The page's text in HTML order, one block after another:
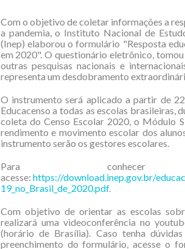
Com o objetivo de coletar informações a
a pandemia, o Instituto Nacional de
(Inep) elaborou o formulário "Resposta
em 2020". O questionário eletrônico,
outras pesquisas nacionais e
representa um desdobramento
O instrumento será aplicado a partir de
Educacenso a todas as escolas brasileiras,
coleta do Censo Escolar 2020, o Módulo
rendimento e movimento escolar dos
instrumento serão os gestores escolares.
Para
acesse: https://download.inep.gov.br/
19_no_Brasil_de_2020.pdf.
Com objetivo de orientar as escolas
realizará uma videoconferência no
(horário de Brasília). Caso tenha
preenchimento do formulário, acesse o